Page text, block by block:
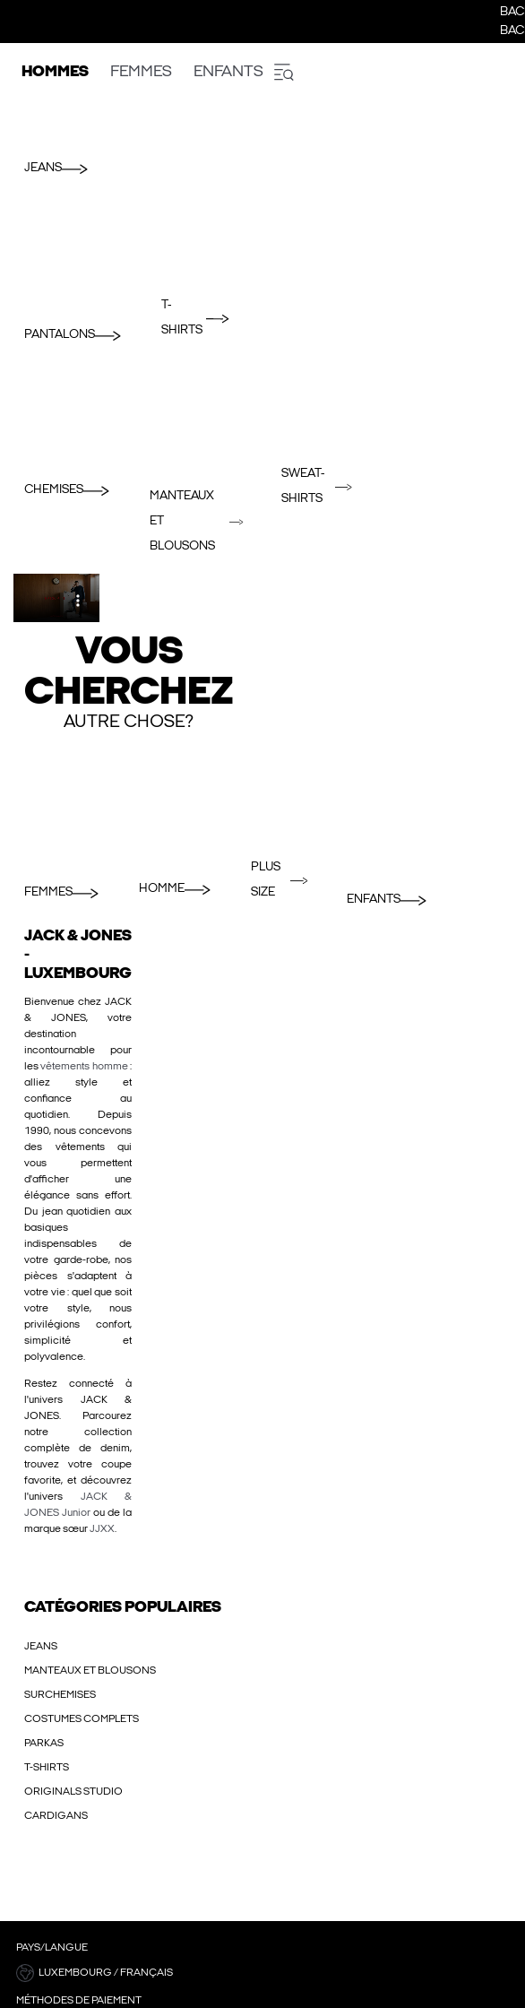
HOMMES FEMMES ENFANTS
JEANS
PANTALONS
T-
SHIRTS
CHEMISES
MANTEAUX
ET
BLOUSONS
SWEAT-
SHIRTS
VOUS
CHERCHEZ
AUTRE CHOSE?
FEMMES HOMME
PLUS
SIZE
ENFANTS
JACK & JONES
-
LUXEMBOURG
Bienvenue chez JACK
& JONES, votre
destination
incontournable pour
lesvêtements homme:
alliez style et
confiance au
quotidien. Depuis
1990, nous concevons
des vêtements qui
vous permettent
d'afficher une
élégance sans effort.
Du jean quotidien aux
basiques
indispensables de
votre garde-robe, nos
pièces s'adaptent à
votre vie : quel que soit
votre style, nous
privilégions confort,
simplicité et
polyvalence.
Restez connecté à
l'univers JACK &
JONES. Parcourez
notre collection
complète de denim,
trouvez votre coupe
favorite, et découvrez
l'univers JACK &
JONES Junior ou de la
marque sœurJJXX.
CATÉGORIES POPULAIRES
JEANS
MANTEAUX ET BLOUSONS
SURCHEMISES
COSTUMES COMPLETS
PARKAS
T-SHIRTS
ORIGINALS STUDIO
CARDIGANS
PAYS/LANGUE
LUXEMBOURG / FRANÇAIS
MÉTHODES DE PAIEMENT